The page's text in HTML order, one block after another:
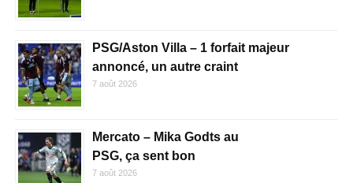
PSG/Aston Villa – 1 forfait majeur
annoncé, un autre craint
7 août 2026
Mercato – Mika Godts au
PSG, ça sent bon
7 août 2026